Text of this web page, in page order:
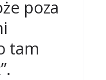
poza
tam